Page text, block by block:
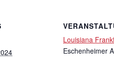
Louisiana
Eschenheimer